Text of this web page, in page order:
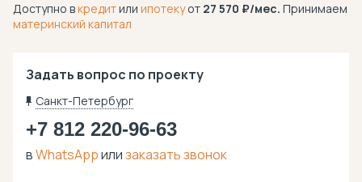
Доступно вкредитили ипотекуот 27 570 /мес. Принимаем
материнский капитал
Задать вопрос по проекту
Санкт-Петербург
+7 812 220-96-63
вWhatsAppилизаказать звонок